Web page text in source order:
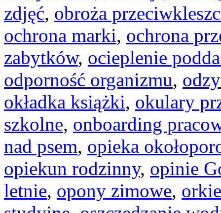
zdjęć, obroża
ochrona marki, ochrona
zabytków, ocieplenie
odporność organizmu,
okładka książki, okulary
szkolne, onboarding
nad psem, opieka
opiekun rodzinny, opinie
letnie, opony zimowe,